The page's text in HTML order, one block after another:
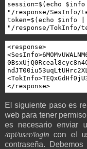
session=$(echo
"/response/
token=$(echo $info
"/response/
<response>
</response>
El siguiente paso es
web para tener
es necesario enviar
/api/user/login con el
contraseña.